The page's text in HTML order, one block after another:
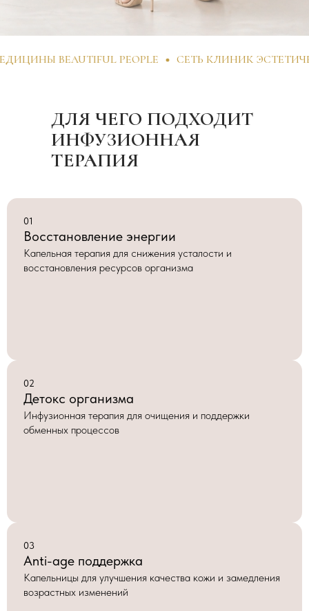
PEOPLE СЕТЬ КЛИНИК ЭСТЕТИЧЕСКОЙ
ДЛЯ ЧЕГО ПОДХОДИТ
ИНФУЗИОННАЯ
ТЕРАПИЯ
01
Восстановление энергии
Капельная терапия для снижения усталости и
восстановления ресурсов организма
02
Детокс организма
Инфузионная терапия для очищения и поддержки
обменных процессов
03
Anti-age поддержка
Капельницы для улучшения качества кожи и замедления
возрастных изменений